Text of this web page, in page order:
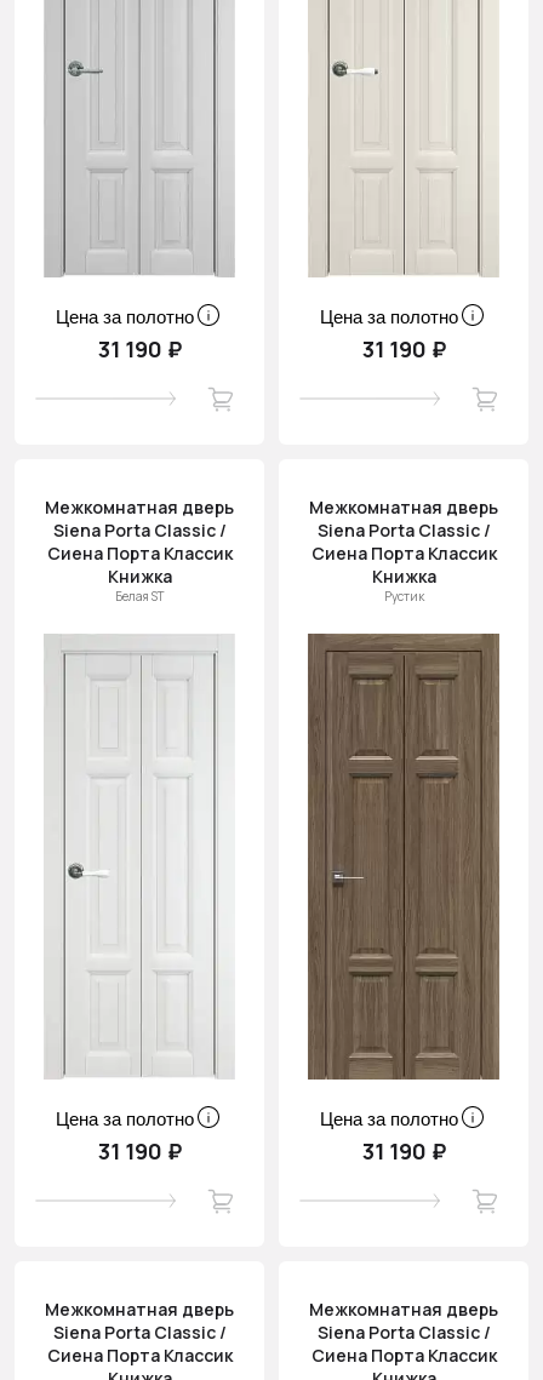
Цена за полотно
31 190 ₽
Цена за полотно
31 190 ₽
Межкомнатная дверь
Siena Porta Classic /
Сиена Порта Классик
Книжка
Белая ST
Цена за полотно
31 190 ₽
Межкомнатная дверь
Siena Porta Classic /
Сиена Порта Классик
Книжка
Рустик
Цена за полотно
31 190 ₽
Межкомнатная дверь
Siena Porta Classic /
Сиена Порта Классик
Межкомнатная дверь
Siena Porta Classic /
Сиена Порта Классик